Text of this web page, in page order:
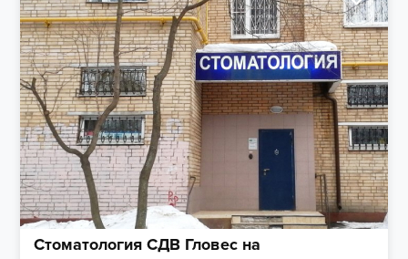
Стоматология СДВ Гловес на